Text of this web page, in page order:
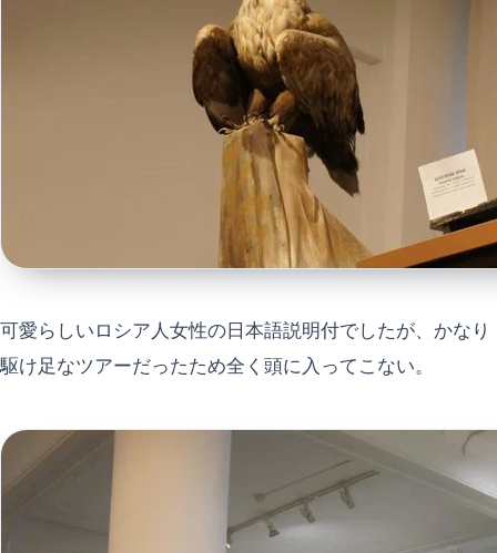
可愛らしいロシア人女性の日本語説明付でしたが、かなり
駆け足なツアーだったため全く頭に入ってこない。